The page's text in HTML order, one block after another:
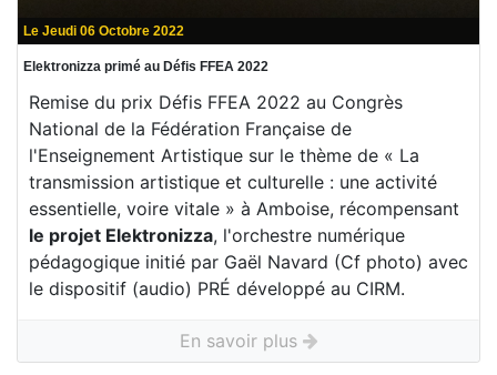
Le Jeudi 06 Octobre 2022
Elektronizza primé au Défis FFEA 2022
Remise du prix Défis FFEA 2022 au Congrès
National de la Fédération Française de
l'Enseignement Artistique sur le thème de « La
transmission artistique et culturelle : une activité
essentielle, voire vitale » à Amboise, récompensant
le projet Elektronizza, l'orchestre numérique
pédagogique initié par Gaël Navard (Cf photo) avec
le dispositif (audio) PRÉ développé au CIRM.
En savoir plus